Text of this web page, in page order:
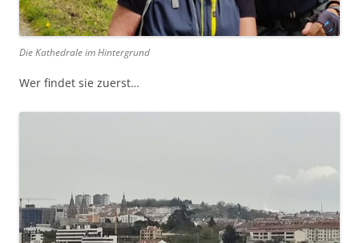
Die Kathedrale im Hintergrund
Wer findet sie zuerst…